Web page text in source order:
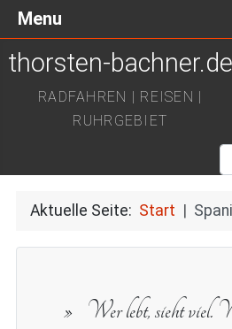
thorsten-bachner.de
RADFAHREN | REISEN |
RUHRGEBIET
Aktuelle Seite: Start
Wer lebt, sieht viel.
Menu